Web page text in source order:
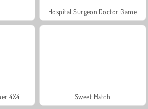
Hospital Surgeon Doctor Game
4X4 Sweet Match